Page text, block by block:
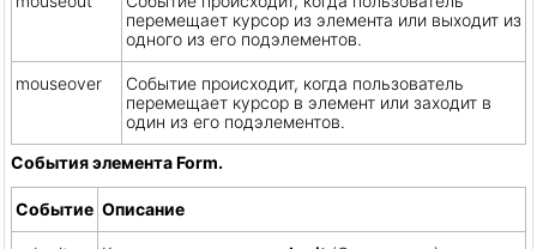
перемещает курсор из элемента или выходит из
одного из его подэлементов.
mouseover
Событие происходит, когда пользователь
перемещает курсор в элемент или заходит в
один из его подэлементов.
События элемента Form.
Событие Описание